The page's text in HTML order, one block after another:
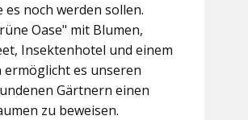
es noch werden sollen.
Oase" mit Blumen,
Insektenhotel und einem
es unseren
Gärtnern einen
zu beweisen.